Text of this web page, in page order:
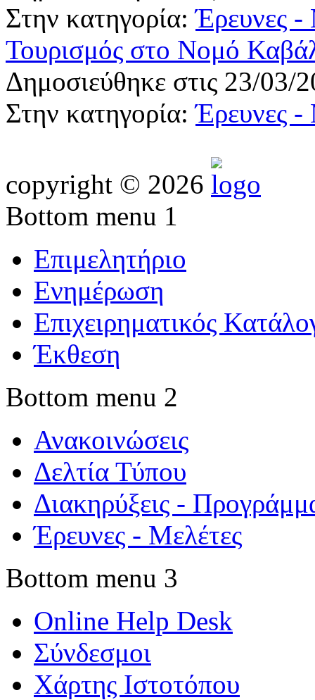
Στην κατηγορία:Έρευνες -
Τουρισμός στο Νομό
Δημοσιεύθηκε στις 23/03/
Στην κατηγορία:Έρευνες -
copyright © 2026
Bottom menu 1
Επιμελητήριο
Ενημέρωση
Επιχειρηματικός
Έκθεση
Bottom menu 2
Ανακοινώσεις
Δελτία Τύπου
Διακηρύξεις -
Έρευνες - Μελέτες
Bottom menu 3
Online Help Desk
Σύνδεσμοι
Χάρτης Ιστοτόπου